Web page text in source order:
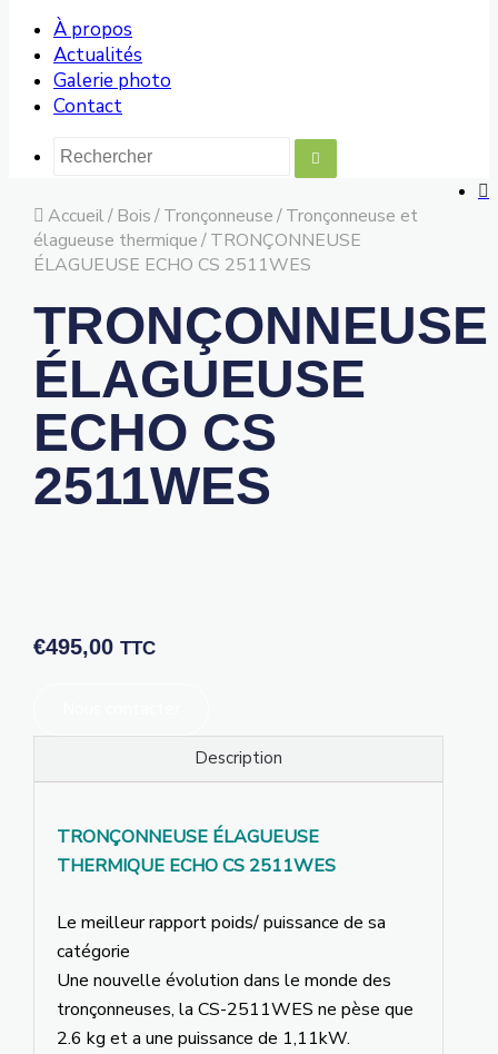
À propos
Actualités
Galerie photo
Contact
Accueil/ Bois/ Tronçonneuse/ Tronçonneuse et
élagueuse thermique/ TRONÇONNEUSE
ÉLAGUEUSE ECHO CS 2511WES
TRONÇONNEUSE
ÉLAGUEUSE
ECHO CS
2511WES
€495,00 TTC
Description
TRONÇONNEUSE ÉLAGUEUSE
THERMIQUE ECHO CS 2511WES
Le meilleur rapport poids/ puissance de sa
catégorie
Une nouvelle évolution dans le monde des
tronçonneuses, la CS-2511WES ne pèse que
2.6 kg et a une puissance de 1,11kW.